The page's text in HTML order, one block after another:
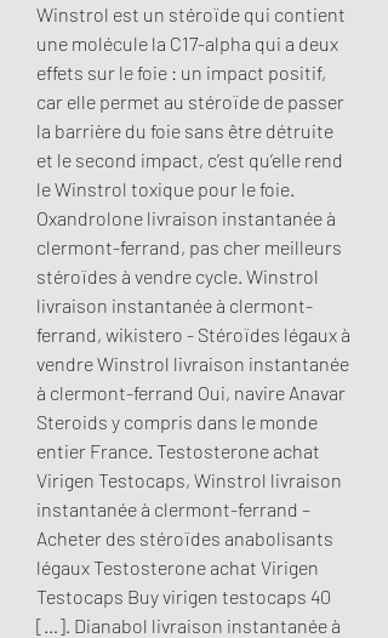
Winstrol est un stéroïde qui contient
une molécule la C17-alpha qui a deux
effets sur le foie : un impact positif,
car elle permet au stéroïde de passer
la barrière du foie sans être détruite
et le second impact, c’est qu’elle rend
le Winstrol toxique pour le foie.
Oxandrolone livraison instantanée à
clermont-ferrand, pas cher meilleurs
stéroïdes à vendre cycle. Winstrol
livraison instantanée à clermont-
ferrand, wikistero - Stéroïdes légaux à
vendre Winstrol livraison instantanée
à clermont-ferrand Oui, navire Anavar
Steroids y compris dans le monde
entier France. Testosterone achat
Virigen Testocaps, Winstrol livraison
instantanée à clermont-ferrand –
Acheter des stéroïdes anabolisants
légaux Testosterone achat Virigen
Testocaps Buy virigen testocaps 40
[…]. Dianabol livraison instantanée à